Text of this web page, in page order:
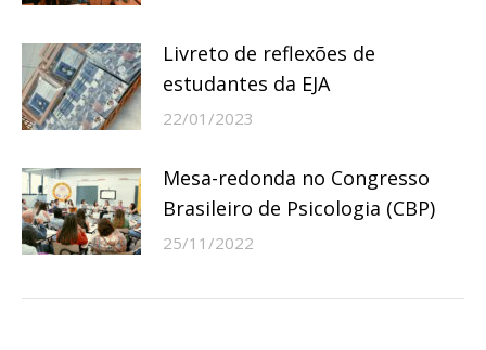
Livreto de reflexões de
estudantes da EJA
22/01/2023
Mesa-redonda no Congresso
Brasileiro de Psicologia (CBP)
25/11/2022